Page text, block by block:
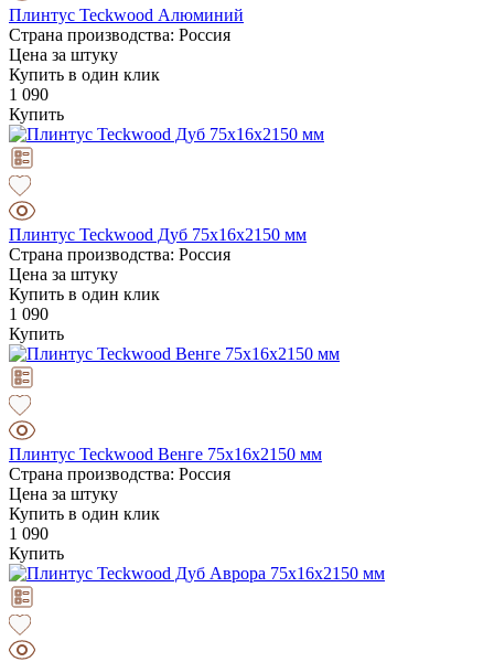
Плинтус Teckwood Алюминий
Страна производства: Россия
Цена за штуку
Купить в один клик
1 090
Купить
Плинтус Teckwood Дуб 75х16х2150 мм
Страна производства: Россия
Цена за штуку
Купить в один клик
1 090
Купить
Плинтус Teckwood Венге 75х16х2150 мм
Страна производства: Россия
Цена за штуку
Купить в один клик
1 090
Купить